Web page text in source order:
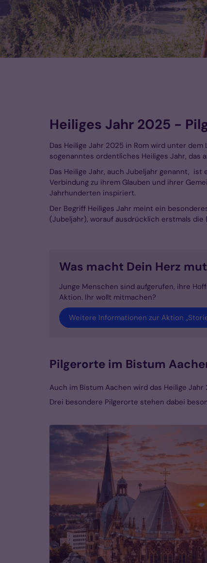
Heiliges Jahr 2025 -
Das Heilige Jahr 2025 in Rom wird unter dem
sogenanntes ordentliches Heiliges Jahr, das
Das Heilige Jahr, auch Jubeljahr genannt,
Verbindung zu ihrem Glauben und ihrer
Jahrhunderten inspiriert.
Der Begriff Heiliges Jahr meint ein
(Jubeljahr), worauf ausdrücklich erstmals die
Was macht Dein Herz
Junge Menschen sind aufgerufen, ihre
Aktion. Ihr wollt mitmachen?
Weitere Informationen zur Aktion
Pilgerorte im Bistum
Auch im Bistum Aachen wird das Heilige
Drei besondere Pilgerorte stehen dabei